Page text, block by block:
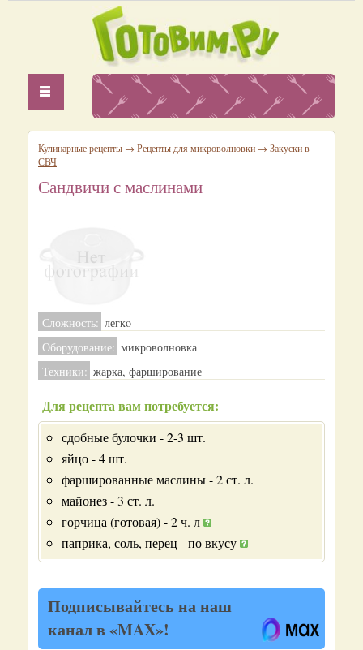
Кулинарные рецепты → Рецепты для микроволновки → Закуски в
СВЧ
Сандвичи с маслинами
Сложность: легкo
Оборудование: микроволновка
Техники: жарка, фарширование
Для рецепта вам потребуется:
сдобные булочки - 2-3 шт.
яйцо - 4 шт.
фаршированные маслины - 2 ст. л.
майонез - 3 ст. л.
горчица (готовая) - 2 ч. л
паприка, соль, перец - по вкусу
Подписывайтесь на наш
канал в «MAX»!